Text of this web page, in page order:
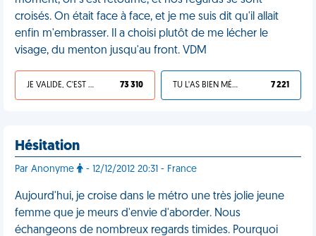
croisés. On était face à face, et je me suis dit qu'il allait
enfin m'embrasser. Il a choisi plutôt de me lécher le
visage, du menton jusqu'au front. VDM
JE VALIDE, C'EST UNE VDM 73 310 TU L'AS BIEN MÉRITÉ 7 221
Hésitation
Par Anonyme - 12/12/2012 20:31 - France
Aujourd'hui, je croise dans le métro une très jolie jeune
femme que je meurs d'envie d'aborder. Nous
échangeons de nombreux regards timides. Pourquoi